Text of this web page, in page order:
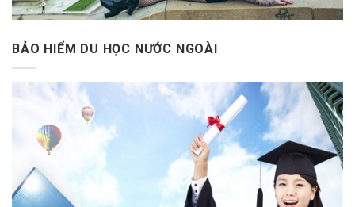
BẢO HIỂM DU HỌC NƯỚC NGOÀI